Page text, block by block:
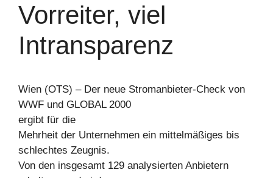
Vorreiter, viel
Intransparenz
Wien (OTS) – Der neue Stromanbieter-Check von
WWF und GLOBAL 2000
ergibt für die
Mehrheit der Unternehmen ein mittelmäßiges bis
schlechtes Zeugnis.
Von den insgesamt 129 analysierten Anbietern